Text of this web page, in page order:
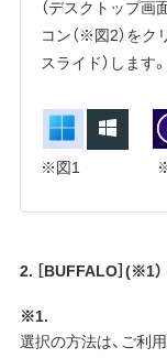
（デスクトップ画
コン（※図2）をク
スライド）します。
※図1 ※
2. ［BUFFALO］(※1
※1.
選択の方法は、ご利